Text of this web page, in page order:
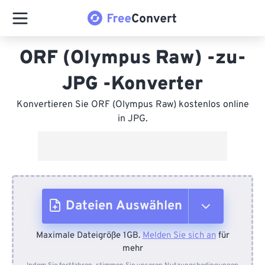
ORF (Olympus Raw) -zu-
JPG -Konverter
Konvertieren Sie ORF (Olympus Raw) kostenlos online
in JPG.
Dateien Auswählen
Vom Gerät
Maximale Dateigröße 1GB.Melden Sie sich anfür
mehr